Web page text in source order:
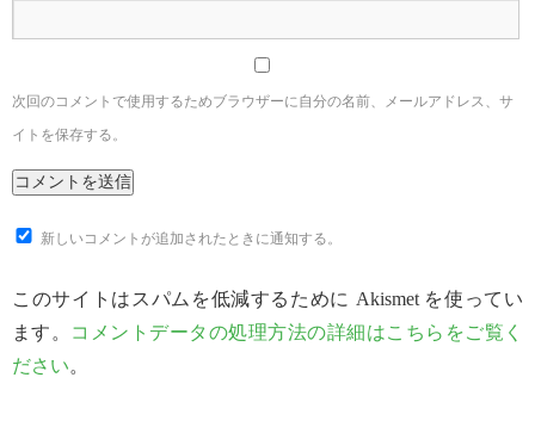
次回のコメントで使用するためブラウザーに自分の名前、メールアドレス、サ
イトを保存する。
新しいコメントが追加されたときに通知する。
このサイトはスパムを低減するために Akismet を使ってい
ます。 コメントデータの処理方法の詳細はこちらをご覧く
ださい。